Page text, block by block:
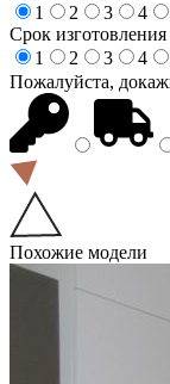
1
2 3 4
Срок изготовления
1
2 3 4
Пожалуйста,
Похожие модели